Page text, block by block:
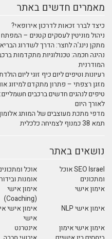
מאמרים חדשים באתר
כיצד לברר זכאות לדרכון אירופאי?
ניהול מוניטין לעסקים קטנים –
מתקן נינג'ה לחצר: הדרך לשדרוג
המודרנית
רעיונות וטיפים ליום כיף זוגי ליום
מזגן רצפתי – פתרון מתקדם למיזוג
טיפים לנהגים חדשים ברכבים
לאורך היום
מדפי מתכת מעוצבים של המותג
תמא 38 כמנוף לצמיחה כלכלית
נושאים באתר
SEO Israel אוכל
ומתכונים
אוכל
אומנות ובידור
אימון אישי
אימון אישי
(Coaching)
אימון אישי NLP
אימון אישי
אישי
אימון אישי אימון
אינטרנט